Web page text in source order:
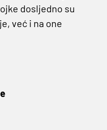
dosljedno su
već i na one